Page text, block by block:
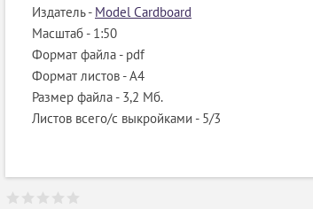
Издатель - Model Cardboard
Масштаб - 1:50
Формат файла - pdf
Формат листов - A4
Размер файла - 3,2 Мб.
Листов всего/с выкройками - 5/3